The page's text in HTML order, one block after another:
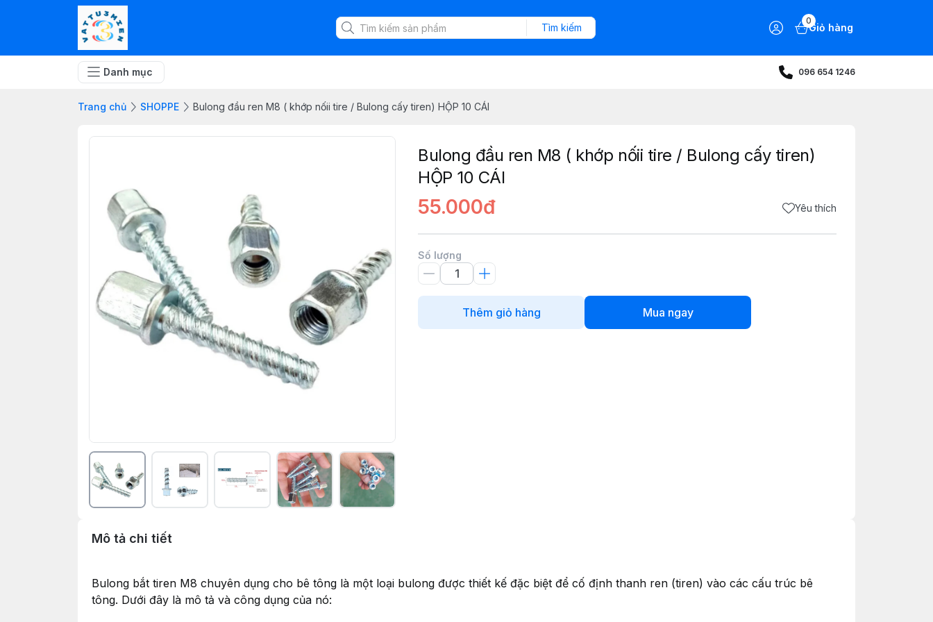
Tìm kiếm
0
Giỏ hàng
Danh mục 096 654 1246
Trang chủ SHOPPE Bulong đầu ren M8 ( khớp nốii tire / Bulong cấy tiren) HỘP 10 CÁI
Bulong đầu ren M8 ( khớp nốii tire / Bulong cấy tiren)
HỘP 10 CÁI
55.000đ Yêu thích
Số lượng
Thêm giỏ hàng Mua ngay
Mô tả chi tiết
Bulong bắt tiren M8 chuyên dụng cho bê tông là một loại bulong được thiết kế đặc biệt để cố định thanh ren (tiren) vào các cấu trúc bê
tông. Dưới đây là mô tả và công dụng của nó: